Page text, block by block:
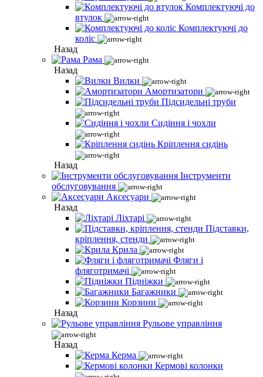
Комплектуючі до
втулок
Комплектуючі до
коліс
Назад
Рама
Назад
Вилки
Амортизатори
Підсидельні труби
Сидіння і чохли
Кріплення сидінь
Назад
Інструменти
обслуговування
Аксесуари
Назад
Ліхтарі
Підставки,
кріплення, стенди
Крила
Фляги і
фляготримачі
Підніжки
Багажники
Корзини
Назад
Рульове управління
Назад
Керма
Кермові колонки